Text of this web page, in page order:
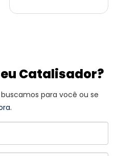
Catalisador?
para você ou se